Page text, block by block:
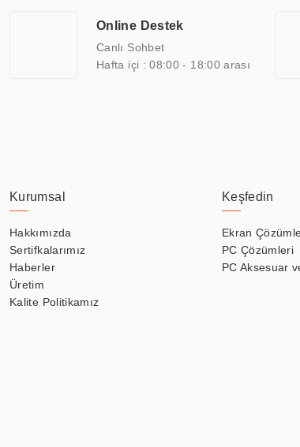
arasında yer almaktadır. ERPA Teknoloji,
yılların getirdiği bilgi ve tecrübe ile birleştiren ERPA
Online Destek
Canlı Sohbet
Hafta içi : 08:00 - 18:00 arası
Kurumsal
Hakkımızda
Sertifkalarımız
Haberler
Üretim
Kalite Politikamız
Keşfedin
Ekran
PC Çözümleri
PC Aksesuar